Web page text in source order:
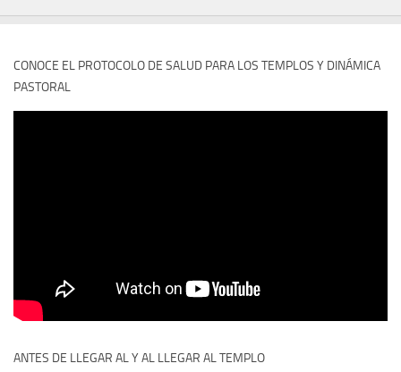
CONOCE EL PROTOCOLO DE SALUD PARA LOS TEMPLOS Y DINÁMICA
PASTORAL
ANTES DE LLEGAR AL Y AL LLEGAR AL TEMPLO